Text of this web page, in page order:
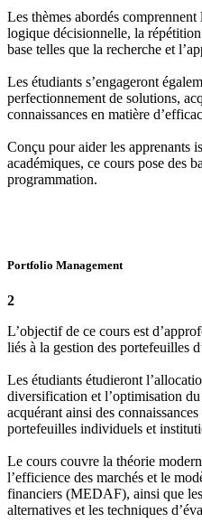
Les thèmes abordés
logique décisionnelle, la
base telles que la recherche et
Les étudiants s’engageront
perfectionnement de solutions,
connaissances en matière
Conçu pour aider les apprenants
académiques, ce cours pose des
programmation.
Portfolio Management
2
L’objectif de ce cours est
liés à la gestion des portefeuilles
Les étudiants étudieront
diversification et l’optimisation
acquérant ainsi des
portefeuilles individuels et
Le cours couvre la théorie
l’efficience des marchés et le
financiers (MEDAF), ainsi que
alternatives et les techniques